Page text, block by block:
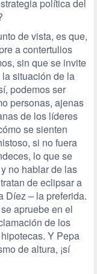
política del
de vista, es que,
a contertulios
sin que se invite
situación de la
podemos ser
personas, ajenas
de los líderes
se sienten
si no fuera
lo que se
no hablar de las
de eclipsar a
Díez – la preferida.
apruebe en el
de los
Y Pepa
de altura, ¡sí